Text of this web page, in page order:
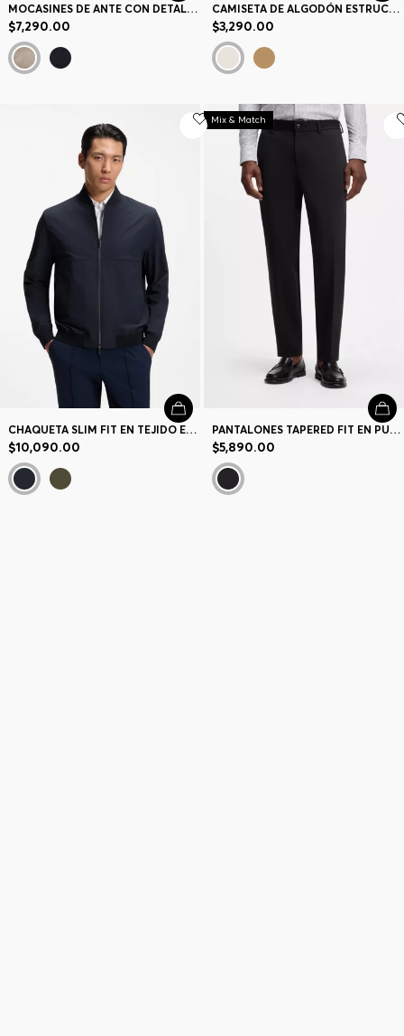
MOCASINES DE ANTE CON DETALLE DE BORLA
$7,290.00
CAMISETA DE ALGODÓN ESTRUCTURADO CON RAYA EN LOS PUÑOS
$3,290.00
CHAQUETA SLIM FIT EN TEJIDO ELÁSTICO CON MICROESTAMPADO
$10,090.00
Mix & Match
PANTALONES TAPERED FIT EN PUNTO DE ALGODÓN
$5,890.00